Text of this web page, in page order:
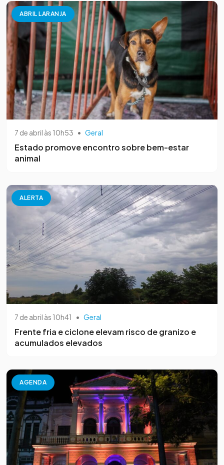
ABRIL LARANJA
7 de abril às 10h53 • Geral
Estado promove encontro sobre bem-estar
animal
ALERTA
7 de abril às 10h41 • Geral
Frente fria e ciclone elevam risco de granizo e
acumulados elevados
AGENDA